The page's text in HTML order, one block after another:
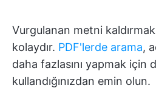
Vurgulanan metni
kolaydır. PDF'lerde arama,
daha fazlasını yapmak için
kullandığınızdan emin olun.